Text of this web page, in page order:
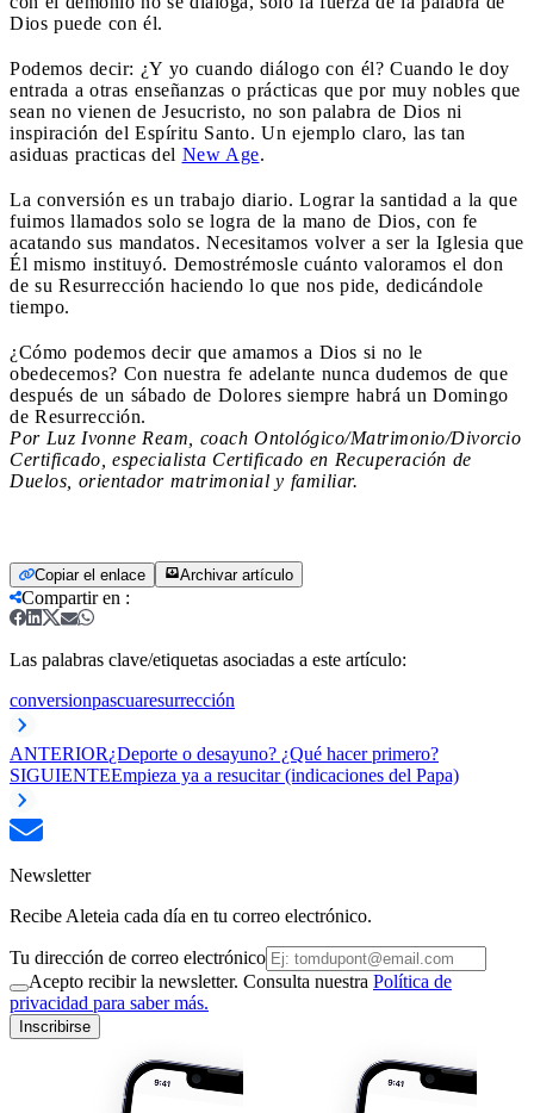
Dios puede con él.
Podemos decir: ¿Y yo cuando diálogo con él? Cuando le doy
entrada a otras enseñanzas o prácticas que por muy nobles que
sean no vienen de Jesucristo, no son palabra de Dios ni
inspiración del Espíritu Santo. Un ejemplo claro, las tan
asiduas practicas del New Age.
La conversión es un trabajo diario. Lograr la santidad a la que
fuimos llamados solo se logra de la mano de Dios, con fe
acatando sus mandatos. Necesitamos volver a ser la Iglesia que
Él mismo instituyó. Demostrémosle cuánto valoramos el don
de su Resurrección haciendo lo que nos pide, dedicándole
tiempo.
¿Cómo podemos decir que amamos a Dios si no le
obedecemos? Con nuestra fe adelante nunca dudemos de que
después de un sábado de Dolores siempre habrá un Domingo
de Resurrección.
Por Luz Ivonne Ream, coach Ontológico/Matrimonio/Divorcio
Certificado, especialista Certificado en Recuperación de
Duelos, orientador matrimonial y familiar.
Copiar el enlace Archivar artículo
Compartir en :
Las palabras clave/etiquetas asociadas a este artículo:
conversionpascuaresurrección
ANTERIOR¿Deporte o desayuno? ¿Qué hacer primero?
SIGUIENTEEmpieza ya a resucitar (indicaciones del Papa)
Newsletter
Recibe Aleteia cada día en tu correo electrónico.
Tu dirección de correo electrónico
Acepto recibir la newsletter. Consulta nuestra Política de
privacidad para saber más.
Inscribirse